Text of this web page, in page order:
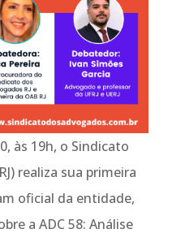
às 19h, o Sindicato
realiza sua primeira
oficial da entidade,
a ADC 58: Análise